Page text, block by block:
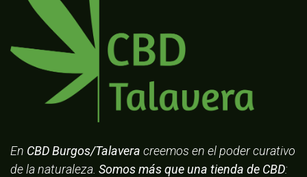
En CBD Burgos/Talavera creemos en el poder curativo
de la naturaleza. Somos más que una tienda de CBD: